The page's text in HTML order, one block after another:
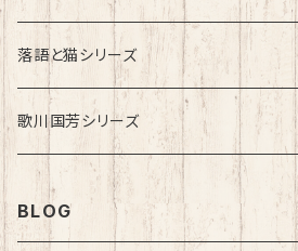
落語と猫シリーズ
歌川国芳シリーズ
BLOG